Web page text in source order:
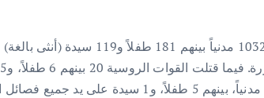
وفقاً لقاعدة بيانات الشبكة السورية لحقوق
1 مدنياً، فيما قتلت هيئة تحرير الشام 16 بينهم 2 طفلاً و5